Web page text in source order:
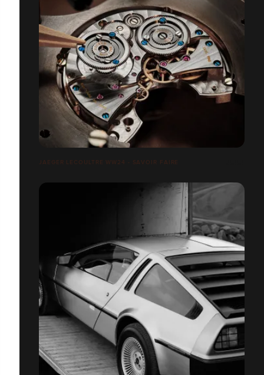
JAEGER LECOULTRE WW24 - SAVOIR FAIRE